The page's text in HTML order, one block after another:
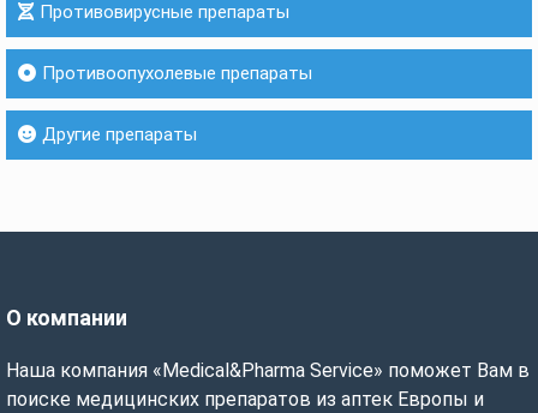
Противовирусные препараты
Противоопухолевые препараты
Другие препараты
О компании
Наша компания «Medical&Pharma Service» поможет Вам в
поиске медицинских препаратов из аптек Европы и